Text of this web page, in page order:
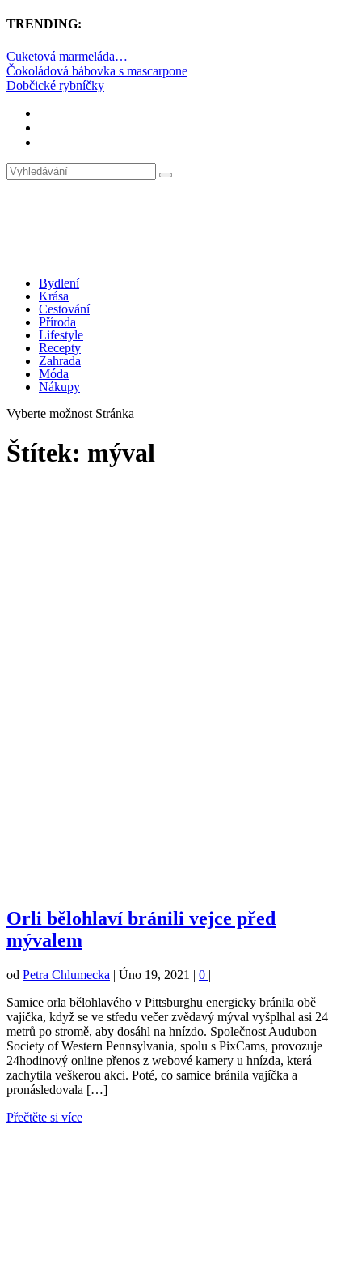
TRENDING:
Cuketová marmeláda…
Čokoládová bábovka s mascarpone
Dobčické rybníčky
Bydlení
Krása
Cestování
Příroda
Lifestyle
Recepty
Zahrada
Móda
Nákupy
Vyberte možnost Stránka
Štítek: mýval
Orli bělohlaví bránili vejce před
mývalem
od Petra Chlumecka | Úno 19, 2021 | 0 |
Samice orla bělohlavého v Pittsburghu energicky bránila obě
vajíčka, když se ve středu večer zvědavý mýval vyšplhal asi 24
metrů po stromě, aby dosáhl na hnízdo. Společnost Audubon
Society of Western Pennsylvania, spolu s PixCams, provozuje
24hodinový online přenos z webové kamery u hnízda, která
zachytila veškerou akci. Poté, co samice bránila vajíčka a
pronásledovala […]
Přečtěte si více